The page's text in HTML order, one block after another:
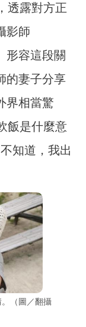
透露對方正
影師
形容這段關
的妻子分享
界相當驚
飯是什麼意
知道，我出
（圖／翻攝